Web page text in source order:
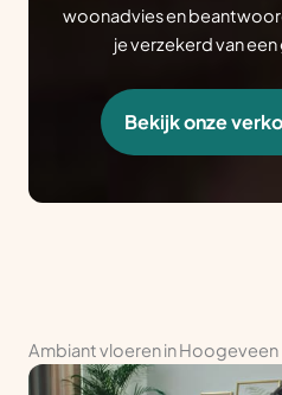
woonadvies en
je verzekerd van
Bekijk onze
Ambiant vloeren in Hoogeveen